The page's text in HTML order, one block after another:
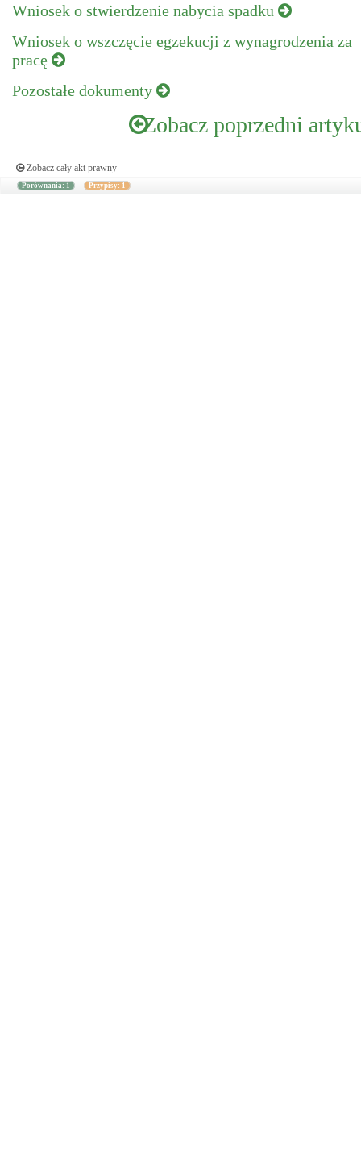
Wniosek o stwierdzenie nabycia spadku
Wniosek o wszczęcie egzekucji z wynagrodzenia za
pracę
Pozostałe dokumenty
Zobacz poprzedni
Zobacz cały akt prawny
Porównania: 1 Przypisy: 1